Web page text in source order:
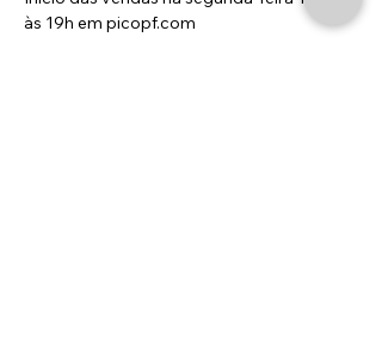
às 19h em picopf.com